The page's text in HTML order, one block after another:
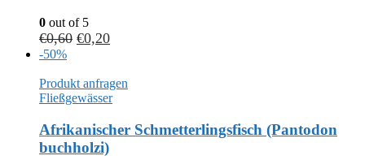
0 out of 5
€0,60 €0,20
-50%
Produkt anfragen
Fließgewässer
Afrikanischer Schmetterlingsfisch (Pantodon
buchholzi)